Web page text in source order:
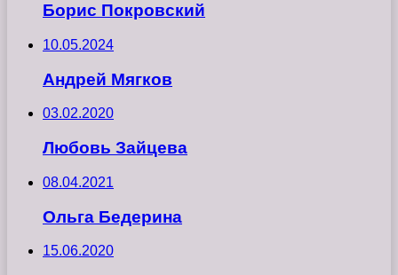
Борис Покровский
10.05.2024
Андрей Мягков
03.02.2020
Любовь Зайцева
08.04.2021
Ольга Бедерина
15.06.2020